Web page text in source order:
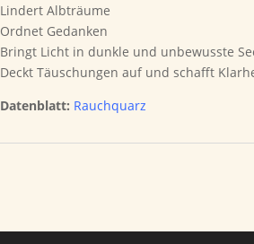
Lindert Albträume
Ordnet Gedanken
Bringt Licht in dunkle und unbewusste
Deckt Täuschungen auf und schafft
Datenblatt: Rauchquarz